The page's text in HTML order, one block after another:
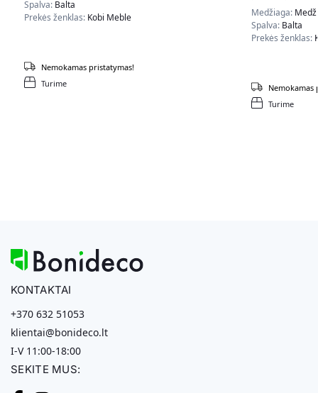
Spalva: Balta
Prekės ženklas: Kobi Meble
Turime
Nemokamas pristatymas!
Medžiaga:
Spalva: Balta
Prekės ženklas:
Turime
Nemokamas
KONTAKTAI
+370 632 51053
klientai@bonideco.lt
I-V 11:00-18:00
SEKITE MUS: